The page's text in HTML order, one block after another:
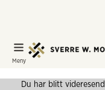
Meny
Du har blitt